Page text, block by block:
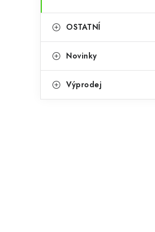
OSTATNÍ
Novinky
Výprodej